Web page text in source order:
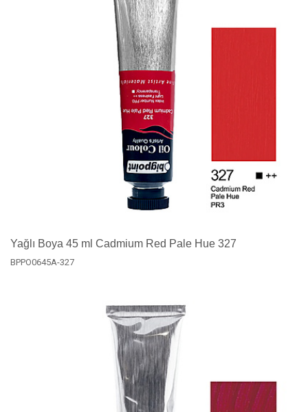
Yağlı Boya 45 ml Cadmium Red Pale Hue 327
BPPO0645A-327